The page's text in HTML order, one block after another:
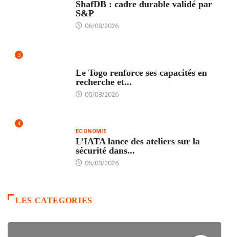
ShafDB : cadre durable validé par
S&P
06/08/2026
3
Le Togo renforce ses capacités en
recherche et...
05/08/2026
4
ECONOMIE
L’IATA lance des ateliers sur la
sécurité dans...
05/08/2026
LES CATEGORIES